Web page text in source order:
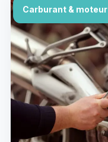
Carburant & moteur